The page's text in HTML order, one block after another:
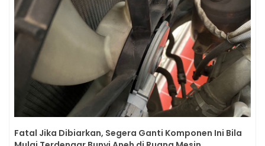
Fatal Jika Dibiarkan, Segera Ganti Komponen Ini Bila